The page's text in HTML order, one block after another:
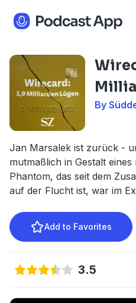
By
Jan Marsalek ist zurück -
mutmaßlich in Gestalt
Phantom, das seit dem
auf der Flucht ist, war im
Add to Favorites
3.5